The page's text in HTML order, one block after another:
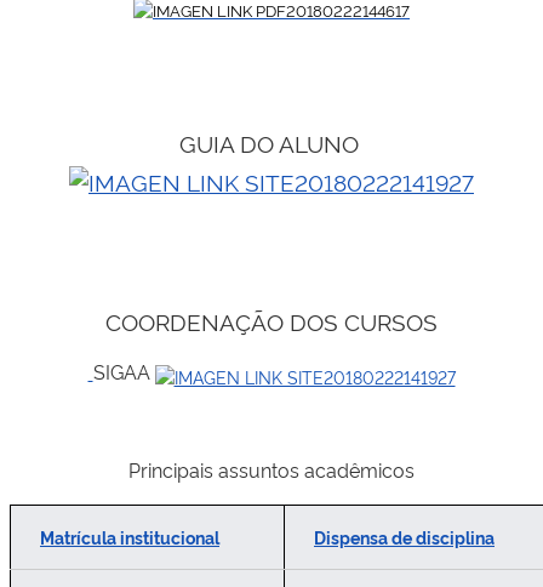
GUIA DO ALUNO
COORDENAÇÃO DOS CURSOS
SIGAA
Principais assuntos acadêmicos
Matrícula institucional Dispensa de disciplina